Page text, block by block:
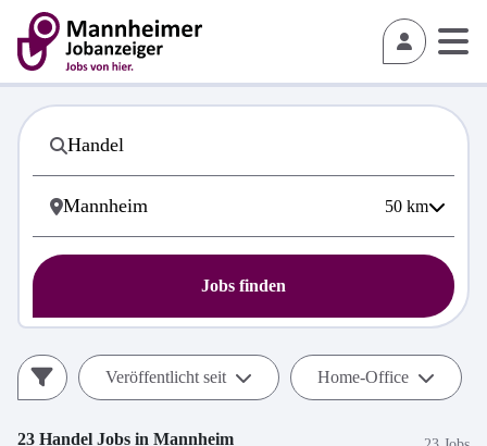
50 km
Jobs finden
Veröffentlicht seit Home-Office
23 Handel Jobs in Mannheim